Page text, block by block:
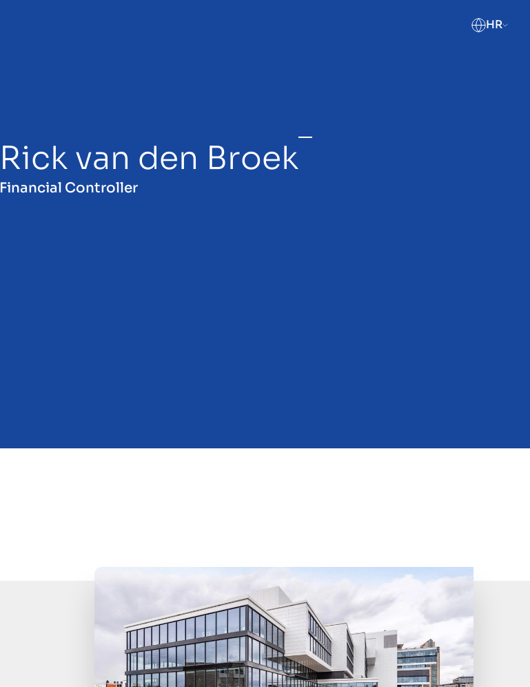
HR
Rick van den Broek
Financial Controller